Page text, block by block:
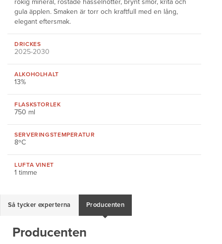
rökig mineral, rostade hasselnötter, brynt smör, krita och
gula äpplen. Smaken är torr och kraftfull med en lång,
elegant eftersmak.
DRICKES
2025-2030
ALKOHOLHALT
13%
FLASKSTORLEK
750 ml
SERVERINGSTEMPERATUR
8ºC
LUFTA VINET
1 timme
Så tycker experterna Producenten
Producenten